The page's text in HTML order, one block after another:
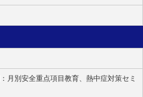
月別安全重点項目教育、熱中症対策セミ